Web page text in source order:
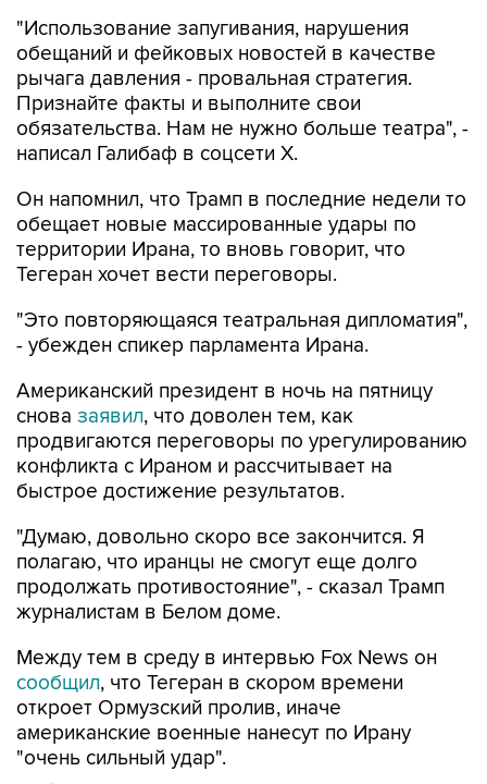
"Использование запугивания, нарушения
обещаний и фейковых новостей в качестве
рычага давления - провальная стратегия.
Признайте факты и выполните свои
обязательства. Нам не нужно больше театра", -
написал Галибаф в соцсети X.
Он напомнил, что Трамп в последние недели то
обещает новые массированные удары по
территории Ирана, то вновь говорит, что
Тегеран хочет вести переговоры.
"Это повторяющаяся театральная дипломатия",
- убежден спикер парламента Ирана.
Американский президент в ночь на пятницу
снова заявил, что доволен тем, как
продвигаются переговоры по урегулированию
конфликта с Ираном и рассчитывает на
быстрое достижение результатов.
"Думаю, довольно скоро все закончится. Я
полагаю, что иранцы не смогут еще долго
продолжать противостояние", - сказал Трамп
журналистам в Белом доме.
Между тем в среду в интервью Fox News он
сообщил, что Тегеран в скором времени
откроет Ормузский пролив, иначе
американские военные нанесут по Ирану
"очень сильный удар".